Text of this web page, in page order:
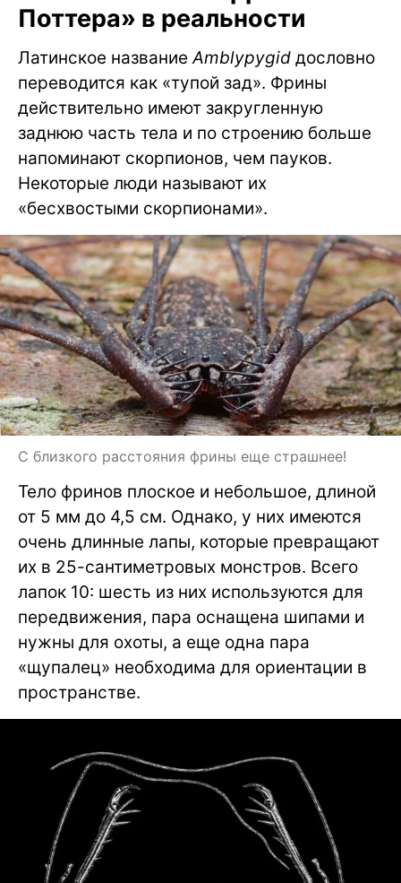
Поттера» в реальности
Латинское названиеAmblypygid дословно
переводится как «тупой зад». Фрины
действительно имеют закругленную
заднюю часть тела и по строению больше
напоминают скорпионов, чем пауков.
Некоторые люди называют их
«бесхвостыми скорпионами».
С близкого расстояния фрины еще страшнее!
Тело фринов плоское и небольшое, длиной
от 5 мм до 4,5 см. Однако, у них имеются
очень длинные лапы, которые превращают
их в 25-сантиметровых монстров. Всего
лапок 10: шесть из них используются для
передвижения, пара оснащена шипами и
нужны для охоты, а еще одна пара
«щупалец» необходима для ориентации в
пространстве.